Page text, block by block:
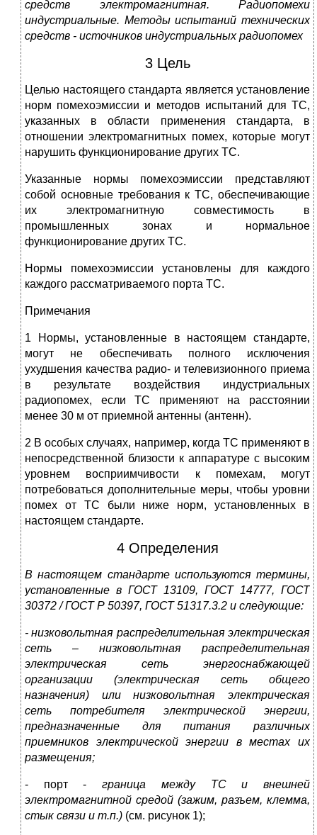
средств электромагнитная. Радиопомехи
индустриальные. Методы испытаний технических
средств - источников индустриальных радиопомех
3 Цель
Целью настоящего стандарта является установление
норм помехоэмиссии и методов испытаний для ТС,
указанных в области применения стандарта, в
отношении электромагнитных помех, которые могут
нарушить функционирование других ТС.
Указанные нормы помехоэмиссии представляют
собой основные требования к ТС, обеспечивающие
их электромагнитную совместимость в
промышленных зонах и нормальное
функционирование других ТС.
Нормы помехоэмиссии установлены для каждого
каждого рассматриваемого порта ТС.
Примечания
1 Нормы, установленные в настоящем стандарте,
могут не обеспечивать полного исключения
ухудшения качества радио- и телевизионного приема
в результате воздействия индустриальных
радиопомех, если ТС применяют на расстоянии
менее 30 м от приемной антенны (антенн).
2 В особых случаях, например, когда ТС применяют в
непосредственной близости к аппаратуре с высоким
уровнем восприимчивости к помехам, могут
потребоваться дополнительные меры, чтобы уровни
помех от ТС были ниже норм, установленных в
настоящем стандарте.
4 Определения
В настоящем стандарте используются термины,
установленные в ГОСТ 13109, ГОСТ 14777, ГОСТ
30372 / ГОСТ Р 50397, ГОСТ 51317.3.2 и следующие:
- низковольтная распределительная электрическая
сеть – низковольтная распределительная
электрическая сеть энергоснабжающей
организации (электрическая сеть общего
назначения) или низковольтная электрическая
сеть потребителя электрической энергии,
предназначенные для питания различных
приемников электрической энергии в местах их
размещения;
- порт -граница между ТС и внешней
электромагнитной средой (зажим, разъем, клемма,
стык связи и т.п.) (см. рисунок 1);